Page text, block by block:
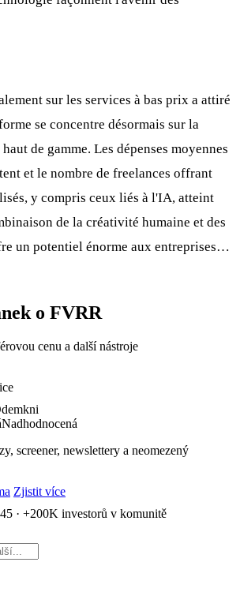
sur les services à bas prix a attiré
se concentre désormais sur la
de gamme. Les dépenses moyennes
et le nombre de freelances offrant
y compris ceux liés à l'IA, atteint
de la créativité humaine et des
un potentiel énorme aux entreprises…
o FVRR
cenu a další nástroje
Nadhodnocená
screener, newslettery a neomezený
Zjistit více
· +200K investorů v komunitě